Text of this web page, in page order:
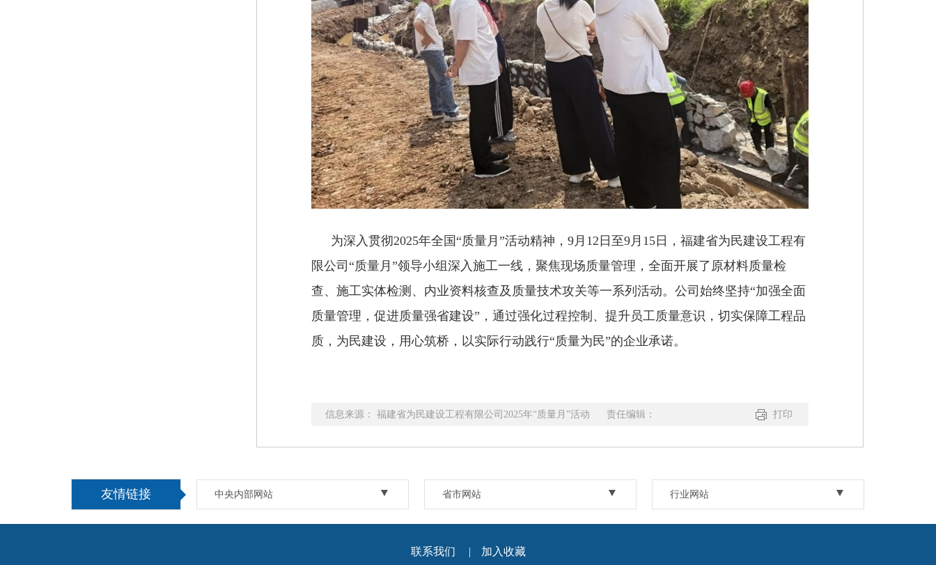
为深入贯彻2025年全国“质量月”活动精神，9月12日至9月15日，福建省为民建设工程有
限公司“质量月”领导小组深入施工一线，聚焦现场质量管理，全面开展了原材料质量检
查、施工实体检测、内业资料核查及质量技术攻关等一系列活动。公司始终坚持“加强全面
质量管理，促进质量强省建设”，通过强化过程控制、提升员工质量意识，切实保障工程品
质，为民建设，用心筑桥，以实际行动践行“质量为民”的企业承诺。
信息来源： 福建省为民建设工程有限公司2025年“质量月”活动 责任编辑： 打印
友情链接 中央内部网站 省市网站 行业网站
联系我们 | 加入收藏